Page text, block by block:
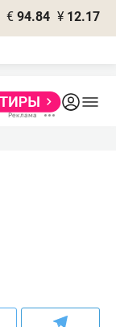
€ 94.84 ¥ 12.17